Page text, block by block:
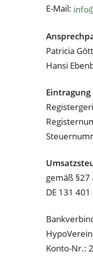
E-Mail:
Pa­tri­cia
Han­si
ge­mäß §27
DE 131 401
Kon­to-Nr.: